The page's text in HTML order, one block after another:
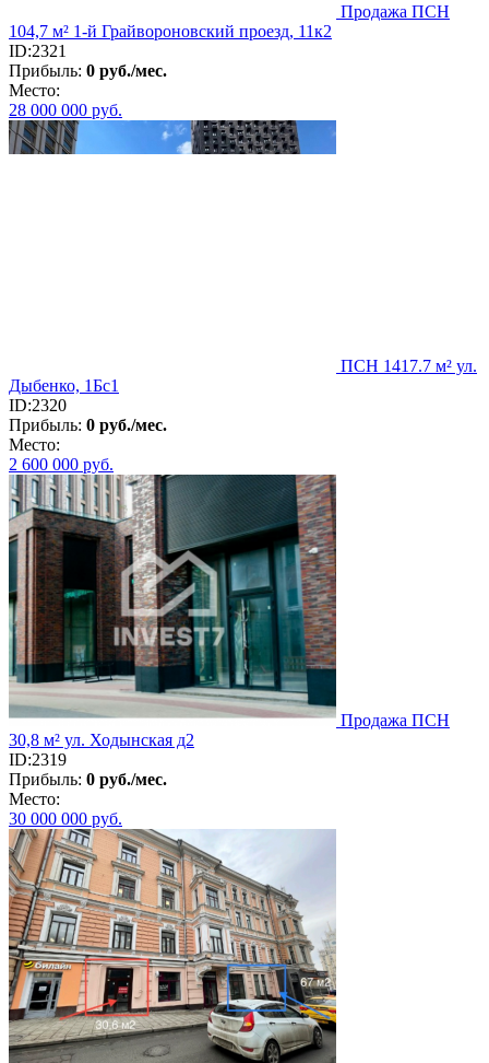
Продажа ПСН
104,7 м² 1-й Грайвороновский проезд, 11к2
ID:2321
Прибыль: 0 руб./мес.
Место:
28 000 000 руб.
ПСН 1417.7 м² ул.
Дыбенко, 1Бс1
ID:2320
Прибыль: 0 руб./мес.
Место:
2 600 000 руб.
Продажа ПСН
30,8 м² ул. Ходынская д2
ID:2319
Прибыль: 0 руб./мес.
Место:
30 000 000 руб.